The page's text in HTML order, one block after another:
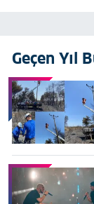
Geçen Yıl